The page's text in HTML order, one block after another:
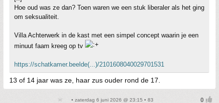
Hoe oud was ze dan? Toen waren we een stuk liberaler als het ging
om seksualiteit.
Villa Achterwerk in de kast met een simpel concept waarin je een
minuut faam kreeg op tv
https://schatkamer.beelde(...)/2101608040029701531
13 of 14 jaar was ze, haar zus ouder rond de 17.
• zaterdag 6 juni 2026 @ 23:15 • 83